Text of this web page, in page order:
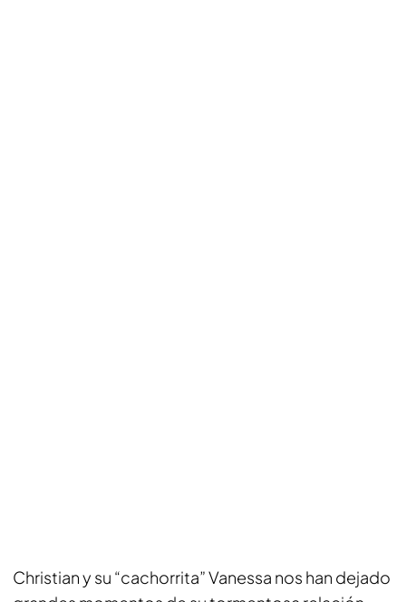
Christian y su “cachorrita” Vanessa nos han dejado